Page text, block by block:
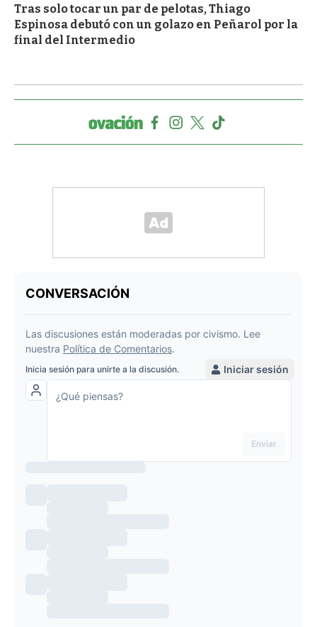
Tras solo tocar un par de pelotas, Thiago
Espinosa debutó con un golazo en Peñarol por la
final del Intermedio